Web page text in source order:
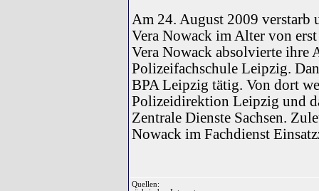
Am 24. August 2009 verstarb
Vera Nowack im Alter von erst
Vera Nowack absolvierte ihre
Polizeifachschule Leipzig.
BPA Leipzig tätig. Von dort
Polizeidirektion Leipzig und
Zentrale Dienste Sachsen.
Nowack im Fachdienst
Quellen: